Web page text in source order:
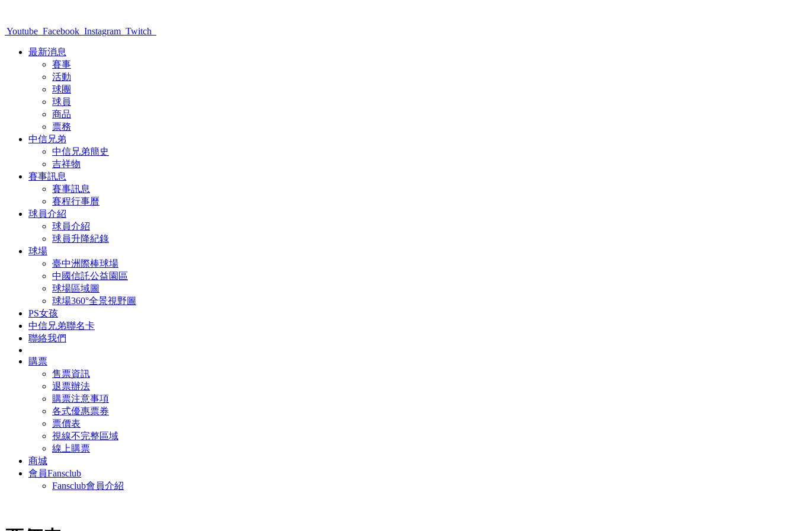
Youtube Facebook Instagram Twitch
最新消息
賽事
活動
球團
球員
商品
票務
中信兄弟
中信兄弟簡史
吉祥物
賽事訊息
賽事訊息
賽程行事曆
球員介紹
球員介紹
球員升降紀錄
球場
臺中洲際棒球場
中國信託公益園區
球場區域圖
球場360°全景視野圖
PS女孩
中信兄弟聯名卡
聯絡我們
購票
售票資訊
退票辦法
購票注意事項
各式優惠票券
票價表
視線不完整區域
線上購票
商城
會員Fansclub
Fansclub會員介紹